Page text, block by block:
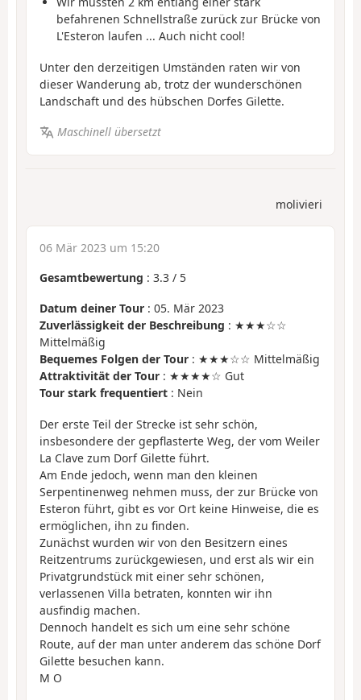
befahrenen Schnellstraße zurück zur Brücke von
L'Esteron laufen ... Auch nicht cool!
Unter den derzeitigen Umständen raten wir von
dieser Wanderung ab, trotz der wunderschönen
Landschaft und des hübschen Dorfes Gilette.
Maschinell übersetzt
molivieri
06 Mär 2023 um 15:20
Gesamtbewertung : 3.3 / 5
Datum deiner Tour : 05. Mär 2023
Zuverlässigkeit der Beschreibung : ★★★☆☆
Mittelmäßig
Bequemes Folgen der Tour : ★★★☆☆ Mittelmäßig
Attraktivität der Tour : ★★★★☆ Gut
Tour stark frequentiert : Nein
Der erste Teil der Strecke ist sehr schön,
insbesondere der gepflasterte Weg, der vom Weiler
La Clave zum Dorf Gilette führt.
Am Ende jedoch, wenn man den kleinen
Serpentinenweg nehmen muss, der zur Brücke von
Esteron führt, gibt es vor Ort keine Hinweise, die es
ermöglichen, ihn zu finden.
Zunächst wurden wir von den Besitzern eines
Reitzentrums zurückgewiesen, und erst als wir ein
Privatgrundstück mit einer sehr schönen,
verlassenen Villa betraten, konnten wir ihn
ausfindig machen.
Dennoch handelt es sich um eine sehr schöne
Route, auf der man unter anderem das schöne Dorf
Gilette besuchen kann.
M O